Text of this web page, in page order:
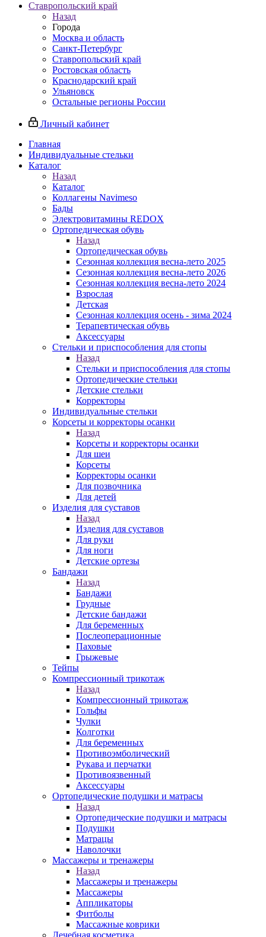
Ставропольский край
Назад
Города
Москва и область
Санкт-Петербург
Ставропольский край
Ростовская область
Краснодарский край
Ульяновск
Остальные регионы России
Личный кабинет
Главная
Индивидуальные стельки
Каталог
Назад
Каталог
Коллагены Navimeso
Бады
Электровитамины REDOX
Ортопедическая обувь
Назад
Ортопедическая обувь
Сезонная коллекция весна-лето 2025
Сезонная коллекция весна-лето 2026
Сезонная коллекция весна-лето 2024
Взрослая
Детская
Сезонная коллекция осень - зима 2024
Терапевтическая обувь
Аксессуары
Стельки и приспособления для стопы
Назад
Стельки и приспособления для стопы
Ортопедические стельки
Детские стельки
Корректоры
Индивидуальные стельки
Корсеты и корректоры осанки
Назад
Корсеты и корректоры осанки
Для шеи
Корсеты
Корректоры осанки
Для позвочника
Для детей
Изделия для суставов
Назад
Изделия для суставов
Для руки
Для ноги
Детские ортезы
Бандажи
Назад
Бандажи
Грудные
Детские бандажи
Для беременных
Послеоперационные
Паховые
Грыжевые
Тейпы
Компрессионный трикотаж
Назад
Компрессионный трикотаж
Гольфы
Чулки
Колготки
Для беременных
Противоэмболический
Рукава и перчатки
Противоязвенный
Аксессуары
Ортопедические подушки и матрасы
Назад
Ортопедические подушки и матрасы
Подушки
Матрацы
Наволочки
Массажеры и тренажеры
Назад
Массажеры и тренажеры
Массажеры
Аппликаторы
Фитболы
Массажные коврики
Лечебная косметика